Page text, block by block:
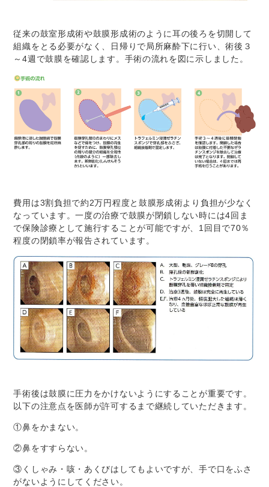
従来の鼓室形成術や鼓膜形成術のように耳の後ろを切開して
組織をとる必要がなく、日帰りで局所麻酔下に行い、術後３
～4週で鼓膜を確認します。手術の流れを図に示しました。
費用は3割負担で約2万円程度と鼓膜形成術より負担が少なく
なっています。一度の治療で鼓膜が閉鎖しない時には4回ま
で保険診療として施行することが可能ですが、1回目で70％
程度の閉鎖率が報告されています。
手術後は鼓膜に圧力をかけないようにすることが重要です。
以下の注意点を医師が許可するまで継続していただきます。
①鼻をかまない。
②鼻をすすらない。
③くしゃみ・咳・あくびはしてもよいですが、手で口をふさ
がないようにしてください。